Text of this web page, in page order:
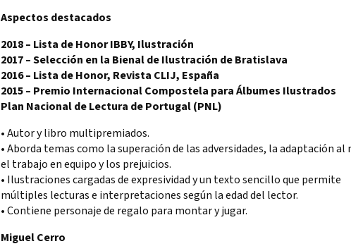
Aspectos destacados
2018 – Lista de Honor IBBY, Ilustración
2017 – Selección en la Bienal de Ilustración de Bratislava
2016 – Lista de Honor, Revista CLIJ, España
2015 – Premio Internacional Compostela para Álbumes Ilustrados
Plan Nacional de Lectura de Portugal (PNL)
• Autor y libro multipremiados.
• Aborda temas como la superación de las adversidades, la adaptación al
el trabajo en equipo y los prejuicios.
• Ilustraciones cargadas de expresividad y un texto sencillo que permite
múltiples lecturas e interpretaciones según la edad del lector.
• Contiene personaje de regalo para montar y jugar.
Miguel Cerro